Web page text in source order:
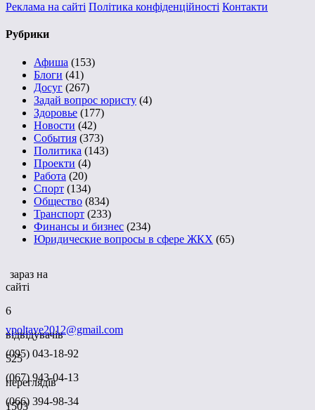
Реклама на сайті Політика конфіденційності Контакти
Рубрики
Афиша (153)
Блоги (41)
Досуг (267)
Задай вопрос юристу (4)
Здоровье (177)
Новости (42)
События (373)
Политика (143)
Проекти (4)
Работа (20)
Спорт (134)
Общество (834)
Транспорт (233)
Финансы и бизнес (234)
Юридические вопросы в сфере ЖКХ (65)
зараз на
сайті
6
відвідувачів
525
переглядів
1503
vpoltave2012@gmail.com
(095) 043-18-92
(067) 943-04-13
(066) 394-98-34